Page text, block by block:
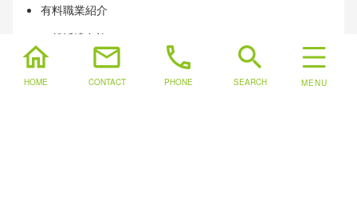
有料職業紹介
一般派遣免許
宅地建物取引業 東京都知事（1）第112772号
home
HOME
mail
CONTACT
phone
PHONE
search
SEARCH